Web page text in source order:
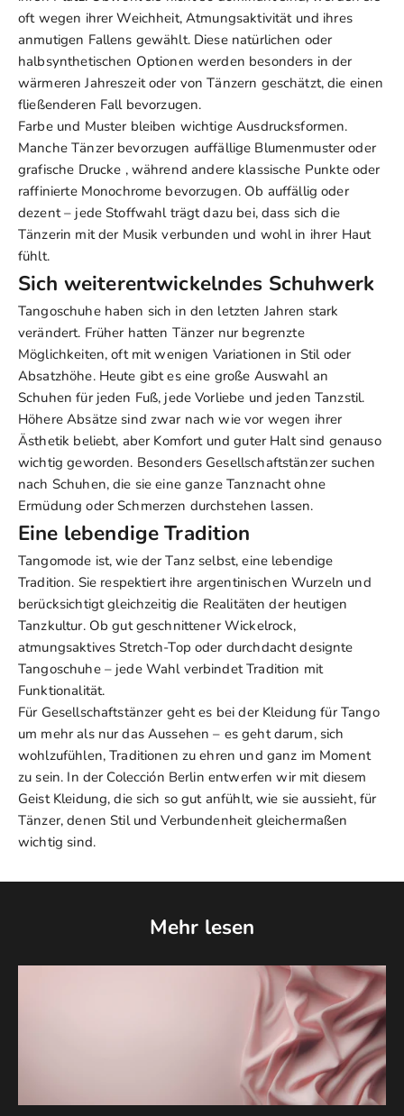
oft wegen ihrer Weichheit, Atmungsaktivität und ihres
anmutigen Fallens gewählt. Diese natürlichen oder
halbsynthetischen Optionen werden besonders in der
wärmeren Jahreszeit oder von Tänzern geschätzt, die einen
fließenderen Fall bevorzugen.
Farbe und Muster bleiben wichtige Ausdrucksformen.
Manche Tänzer bevorzugen auffällige Blumenmuster oder
grafische Drucke , während andere klassische Punkte oder
raffinierte Monochrome bevorzugen. Ob auffällig oder
dezent – ​​jede Stoffwahl trägt dazu bei, dass sich die
Tänzerin mit der Musik verbunden und wohl in ihrer Haut
fühlt.
Sich weiterentwickelndes Schuhwerk
Tangoschuhe haben sich in den letzten Jahren stark
verändert. Früher hatten Tänzer nur begrenzte
Möglichkeiten, oft mit wenigen Variationen in Stil oder
Absatzhöhe. Heute gibt es eine große Auswahl an
Schuhen für jeden Fuß, jede Vorliebe und jeden Tanzstil.
Höhere Absätze sind zwar nach wie vor wegen ihrer
Ästhetik beliebt, aber Komfort und guter Halt sind genauso
wichtig geworden. Besonders Gesellschaftstänzer suchen
nach Schuhen, die sie eine ganze Tanznacht ohne
Ermüdung oder Schmerzen durchstehen lassen.
Eine lebendige Tradition
Tangomode ist, wie der Tanz selbst, eine lebendige
Tradition. Sie respektiert ihre argentinischen Wurzeln und
berücksichtigt gleichzeitig die Realitäten der heutigen
Tanzkultur. Ob gut geschnittener Wickelrock,
atmungsaktives Stretch-Top oder durchdacht designte
Tangoschuhe – jede Wahl verbindet Tradition mit
Funktionalität.
Für Gesellschaftstänzer geht es bei der Kleidung für Tango
um mehr als nur das Aussehen – es geht darum, sich
wohlzufühlen, Traditionen zu ehren und ganz im Moment
zu sein. In der Colección Berlin entwerfen wir mit diesem
Geist Kleidung, die sich so gut anfühlt, wie sie aussieht, für
Tänzer, denen Stil und Verbundenheit gleichermaßen
wichtig sind.
Mehr lesen